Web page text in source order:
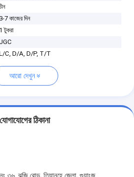
3-7 কাজের দিন
1 টুকরা
JGC
C, D/A, D/P, T/T
আরো দেখুন
যোগাযোগের ঠিকানা